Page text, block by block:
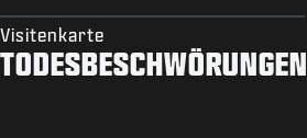
Visitenkarte
TODESBESCHWÖRUNGEN